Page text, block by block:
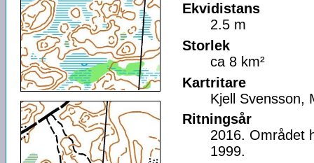
Ekvidistans
2.5 m
Storlek
ca 8 km²
Kartritare
Kjell Svensson,
Ritningsår
2016. Området
1999.